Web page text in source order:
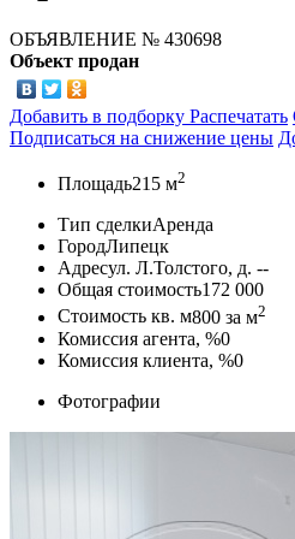
ОБЪЯВЛЕНИЕ № 430698
Объект продан
Добавить в подборку Распечатать
Подписаться на снижение цены
Площадь215 м2
Тип сделкиАренда
ГородЛипецк
Адресул. Л.Толстого, д. --
Общая стоимость172 000
Стоимость кв. м800 за м2
Комиссия агента, %0
Комиссия клиента, %0
Фотографии